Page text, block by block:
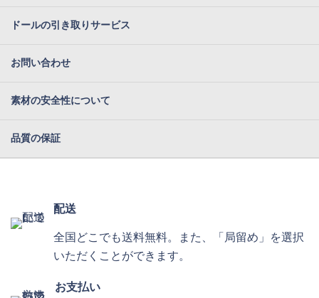
ドールの引き取りサービス
お問い合わせ
素材の安全性について
品質の保証
配送
全国どこでも送料無料。また、「局留め」を選択
いただくことができます。
お支払い